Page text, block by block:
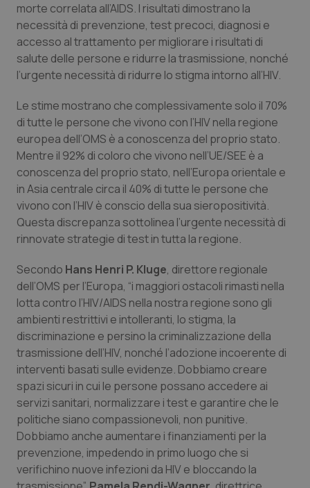
Quotidiano Cardiologia
Quotidiano Chirurgia
Quotidiano Oncologia
Quotidiano Pediatria
Rene & patologie urogenitali
Salute orale & impianti
Sangue & coagulazione
Tiroide
Tumore al seno
Tumore ovarico
Tumori del Polmone & Testa Collo
Tumori gastrointestinali
Ulcera & Reflusso
Vaccini
morte correlata all’AIDS. I risultati dimostrano la
necessità di prevenzione, test precoci, diagnosi e
accesso al trattamento per migliorare i risultati di
salute delle persone e ridurre la trasmissione, nonché
l’urgente necessità di ridurre lo stigma intorno all’HIV.
Le stime mostrano che complessivamente solo il 70%
di tutte le persone che vivono con l’HIV nella regione
europea dell’OMS è a conoscenza del proprio stato.
Mentre il 92% di coloro che vivono nell’UE/SEE è a
conoscenza del proprio stato, nell’Europa orientale e
in Asia centrale circa il 40% di tutte le persone che
vivono con l’HIV è conscio della sua sieropositività.
Questa discrepanza sottolinea l’urgente necessità di
rinnovate strategie di test in tutta la regione.
Secondo Hans Henri P. Kluge, direttore regionale
dell’OMS per l’Europa, “i maggiori ostacoli rimasti nella
lotta contro l’HIV/AIDS nella nostra regione sono gli
ambienti restrittivi e intolleranti, lo stigma, la
discriminazione e persino la criminalizzazione della
trasmissione dell’HIV, nonché l’adozione incoerente di
interventi basati sulle evidenze. Dobbiamo creare
spazi sicuri in cui le persone possano accedere ai
servizi sanitari, normalizzare i test e garantire che le
politiche siano compassionevoli, non punitive.
Dobbiamo anche aumentare i finanziamenti per la
prevenzione, impedendo in primo luogo che si
verifichino nuove infezioni da HIV e bloccando la